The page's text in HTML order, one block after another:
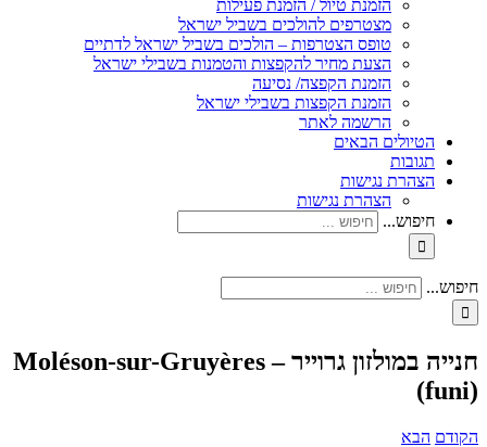
הזמנת טיול / הזמנת פעילות
מצטרפים להולכים בשביל ישראל
טופס הצטרפות – הולכים בשביל ישראל לדתיים
הצעת מחיר להקפצות והטמנות בשבילי ישראל
הזמנת הקפצה/ נסיעה
הזמנת הקפצות בשבילי ישראל
הרשמה לאתר
הטיולים הבאים
תגובות
הצהרת נגישות
הצהרת נגישות
חיפוש...
חיפוש...
חנייה במולזון גרוייר – Moléson-sur-Gruyères
(funi)
הקודם הבא